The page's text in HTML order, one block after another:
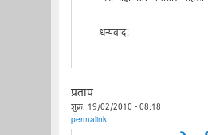
धन्यवाद!
प्रताप
शुक्र, 19/02/2010 - 08:18
permalink